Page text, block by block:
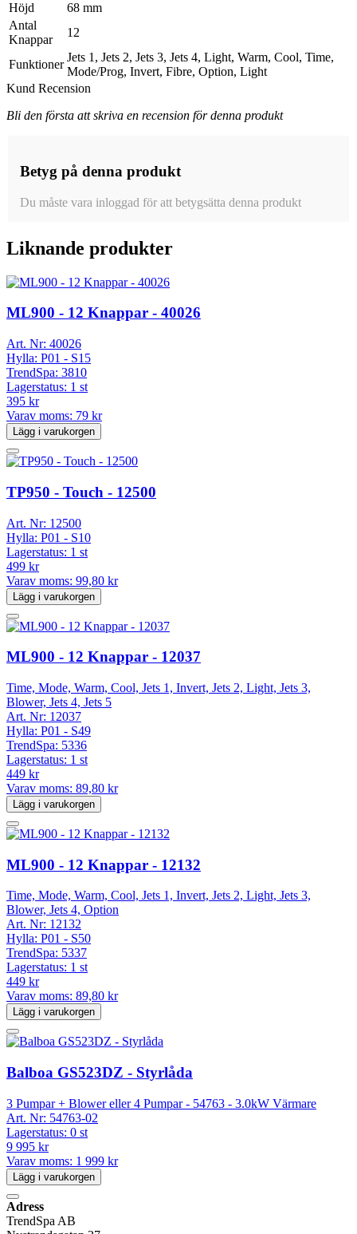
Höjd
68 mm
Antal
Knappar
12
Funktioner
Jets 1, Jets 2, Jets 3, Jets 4, Light, Warm, Cool, Time,
Mode/Prog, Invert, Fibre, Option, Light
Kund Recension
Bli den första att skriva en recension för denna produkt
Betyg på denna produkt
Du måste vara inloggad för att betygsätta denna produkt
Liknande produkter
ML900 - 12 Knappar - 40026
Art. Nr: 40026
Hylla: P01 - S15
TrendSpa: 3810
Lagerstatus: 1 st
395 kr
Varav moms: 79 kr
Lägg i varukorgen
TP950 - Touch - 12500
Art. Nr: 12500
Hylla: P01 - S10
Lagerstatus: 1 st
499 kr
Varav moms: 99,80 kr
Lägg i varukorgen
ML900 - 12 Knappar - 12037
Time, Mode, Warm, Cool, Jets 1, Invert, Jets 2, Light, Jets 3,
Blower, Jets 4, Jets 5
Art. Nr: 12037
Hylla: P01 - S49
TrendSpa: 5336
Lagerstatus: 1 st
449 kr
Varav moms: 89,80 kr
Lägg i varukorgen
ML900 - 12 Knappar - 12132
Time, Mode, Warm, Cool, Jets 1, Invert, Jets 2, Light, Jets 3,
Blower, Jets 4, Option
Art. Nr: 12132
Hylla: P01 - S50
TrendSpa: 5337
Lagerstatus: 1 st
449 kr
Varav moms: 89,80 kr
Lägg i varukorgen
Balboa GS523DZ - Styrlåda
3 Pumpar + Blower eller 4 Pumpar - 54763 - 3.0kW Värmare
Art. Nr: 54763-02
Lagerstatus: 0 st
9 995 kr
Varav moms: 1 999 kr
Lägg i varukorgen
Adress
TrendSpa AB